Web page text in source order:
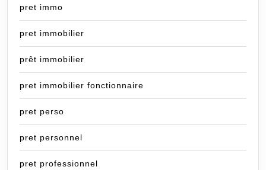
pret immo
pret immobilier
prêt immobilier
pret immobilier fonctionnaire
pret perso
pret personnel
pret professionnel